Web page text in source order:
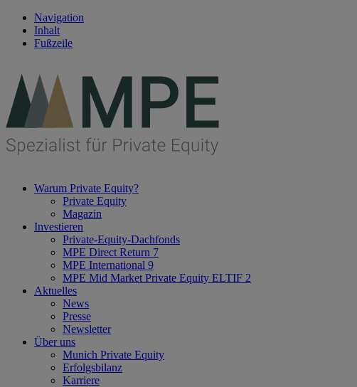
Navigation
Inhalt
Fußzeile
Warum Private Equity?
Private Equity
Magazin
Investieren
Private-Equity-Dachfonds
MPE Direct Return 7
MPE International 9
MPE Mid Market Private Equity ELTIF 2
Aktuelles
News
Presse
Newsletter
Über uns
Munich Private Equity
Erfolgsbilanz
Karriere